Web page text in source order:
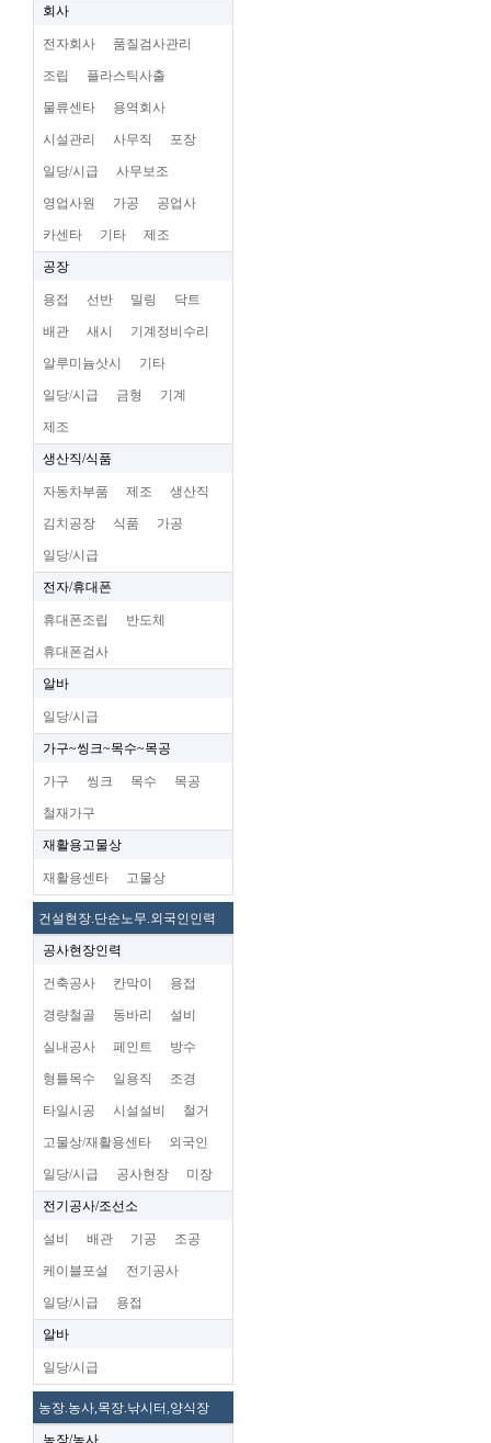
회사
전자회사 품질검사관리
조립 플라스틱사출
물류센타 용역회사
시설관리 사무직 포장
일당/시급 사무보조
영업사원 가공 공업사
카센타 기타 제조
공장
용접 선반 밀링 닥트
배관 새시 기계정비수리
알루미늄삿시 기타
일당/시급 금형 기계
제조
생산직/식품
자동차부품 제조 생산직
김치공장 식품 가공
일당/시급
전자/휴대폰
휴대폰조립 반도체
휴대폰검사
알바
일당/시급
가구~씽크~목수~목공
가구 씽크 목수 목공
철재가구
재활용고물상
재활용센타 고물상
건설현장.단순노무.외국인인력
공사현장인력
건축공사 칸막이 용접
경량철골 동바리 설비
실내공사 페인트 방수
형틀목수 일용직 조경
타일시공 시설설비 철거
고물상/재활용센타 외국인
일당/시급 공사현장 미장
전기공사/조선소
설비 배관 기공 조공
케이블포설 전기공사
일당/시급 용접
알바
일당/시급
농장.농사,목장.낚시터,양식장
농장/농사